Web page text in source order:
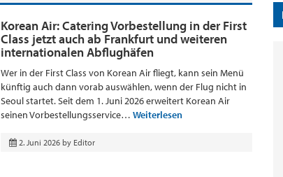
Korean Air: Catering Vorbestellung in der First
Class jetzt auch ab Frankfurt und weiteren
internationalen Abflughäfen
Wer in der First Class von Korean Air fliegt, kann sein Menü
künftig auch dann vorab auswählen, wenn der Flug nicht in
Seoul startet. Seit dem 1. Juni 2026 erweitert Korean Air
seinen Vorbestellungsservice… Weiterlesen
2. Juni 2026 by Editor